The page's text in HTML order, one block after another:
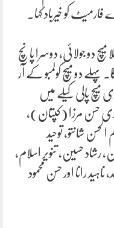
کو خیرباد کہا۔
دو جولائی، دوسرا پانچ
پہلے دو میچ کولمبو کے آر
میچ پالی کیلے میں
حسن مرزا (کپتان)،
شانتو، توحید
رشاد حسین، تنویر اسلام،
رانا اور حسن محمود